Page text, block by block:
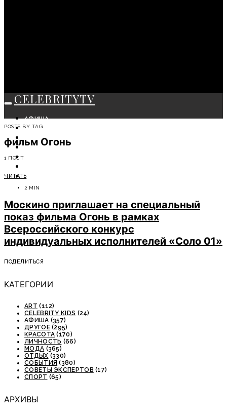
CELEBRITYTV
АФИША
СОБЫТИЯ
КРАСОТА
МОДА
СОВЕТЫ ЭКСПЕРТОВ
POSTS BY TAG
фильм Огонь
1 ПОСТ
ЧИТАТЬ
2 MIN
Москино приглашает на специальный
показ фильма Огонь в рамках
Всероссийского конкурс
индивидуальных исполнителей «Соло 01»
ПОДЕЛИТЬСЯ
КАТЕГОРИИ
ART (112)
CELEBRITY KIDS (24)
АФИША (357)
ДРУГОЕ(295)
КРАСОТА (170)
ЛИЧНОСТЬ (66)
МОДА (365)
ОТДЫХ (330)
СОБЫТИЯ (380)
СОВЕТЫ ЭКСПЕРТОВ (17)
СПОРТ (65)
АРХИВЫ